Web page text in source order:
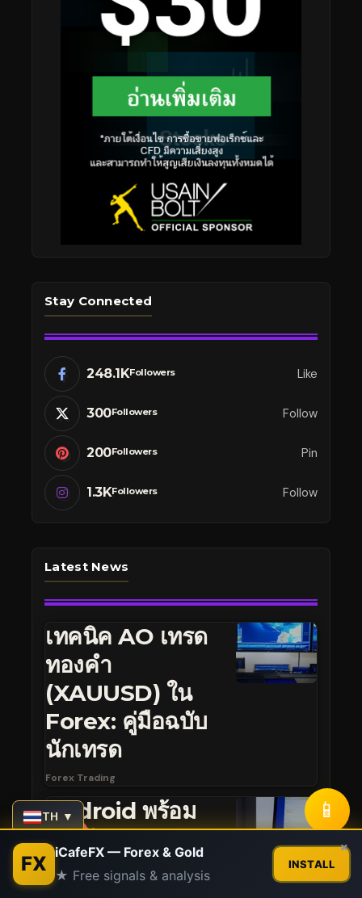
Stay Connected
248.1KFollowers Like
300Followers Follow
200Followers Pin
1.3KFollowers Follow
Latest News
เทคนิค AO เทรด
ทองคำ
(XAUUSD) ใน
Forex: คู่มือฉบับ
นักเทรด
Forex Trading
Android พร้อม
รางวัล Best
Trading App:
TH ▼ 📱
FX iCafeFX — Forex & Gold
★ Free signals & analysis
INSTALL
×
Contact us
Open